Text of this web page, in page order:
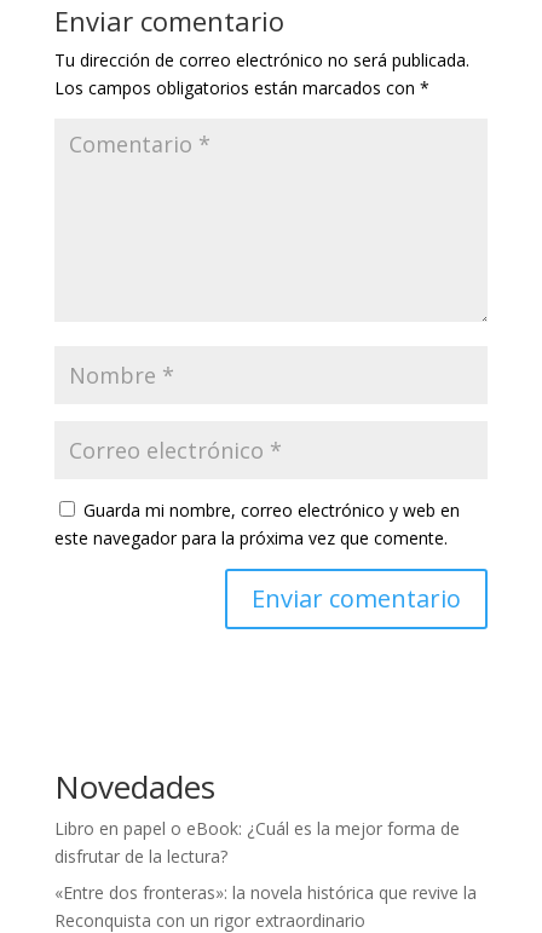
Enviar comentario
Tu dirección de correo electrónico no será publicada.
Los campos obligatorios están marcados con *
Guarda mi nombre, correo electrónico y web en
este navegador para la próxima vez que comente.
Novedades
Libro en papel o eBook: ¿Cuál es la mejor forma de
disfrutar de la lectura?
«Entre dos fronteras»: la novela histórica que revive la
Reconquista con un rigor extraordinario